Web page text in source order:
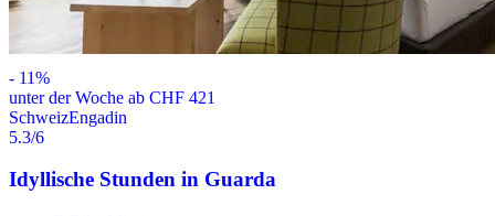
- 11%
unter der Woche ab CHF 421
SchweizEngadin
5.3/6
Idyllische Stunden in Guarda